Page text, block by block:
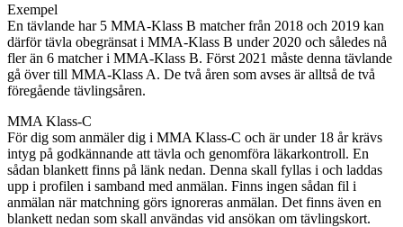
Exempel
En tävlande har 5 MMA-Klass B matcher från 2018 och 2019 kan
därför tävla obegränsat i MMA-Klass B under 2020 och således nå
fler än 6 matcher i MMA-Klass B. Först 2021 måste denna tävlande
gå över till MMA-Klass A. De två åren som avses är alltså de två
föregående tävlingsåren.
MMA Klass-C
För dig som anmäler dig i MMA Klass-C och är under 18 år krävs
intyg på godkännande att tävla och genomföra läkarkontroll. En
sådan blankett finns på länk nedan. Denna skall fyllas i och laddas
upp i profilen i samband med anmälan. Finns ingen sådan fil i
anmälan när matchning görs ignoreras anmälan. Det finns även en
blankett nedan som skall användas vid ansökan om tävlingskort.